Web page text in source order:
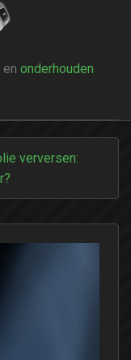
en onderhouden
verversen: